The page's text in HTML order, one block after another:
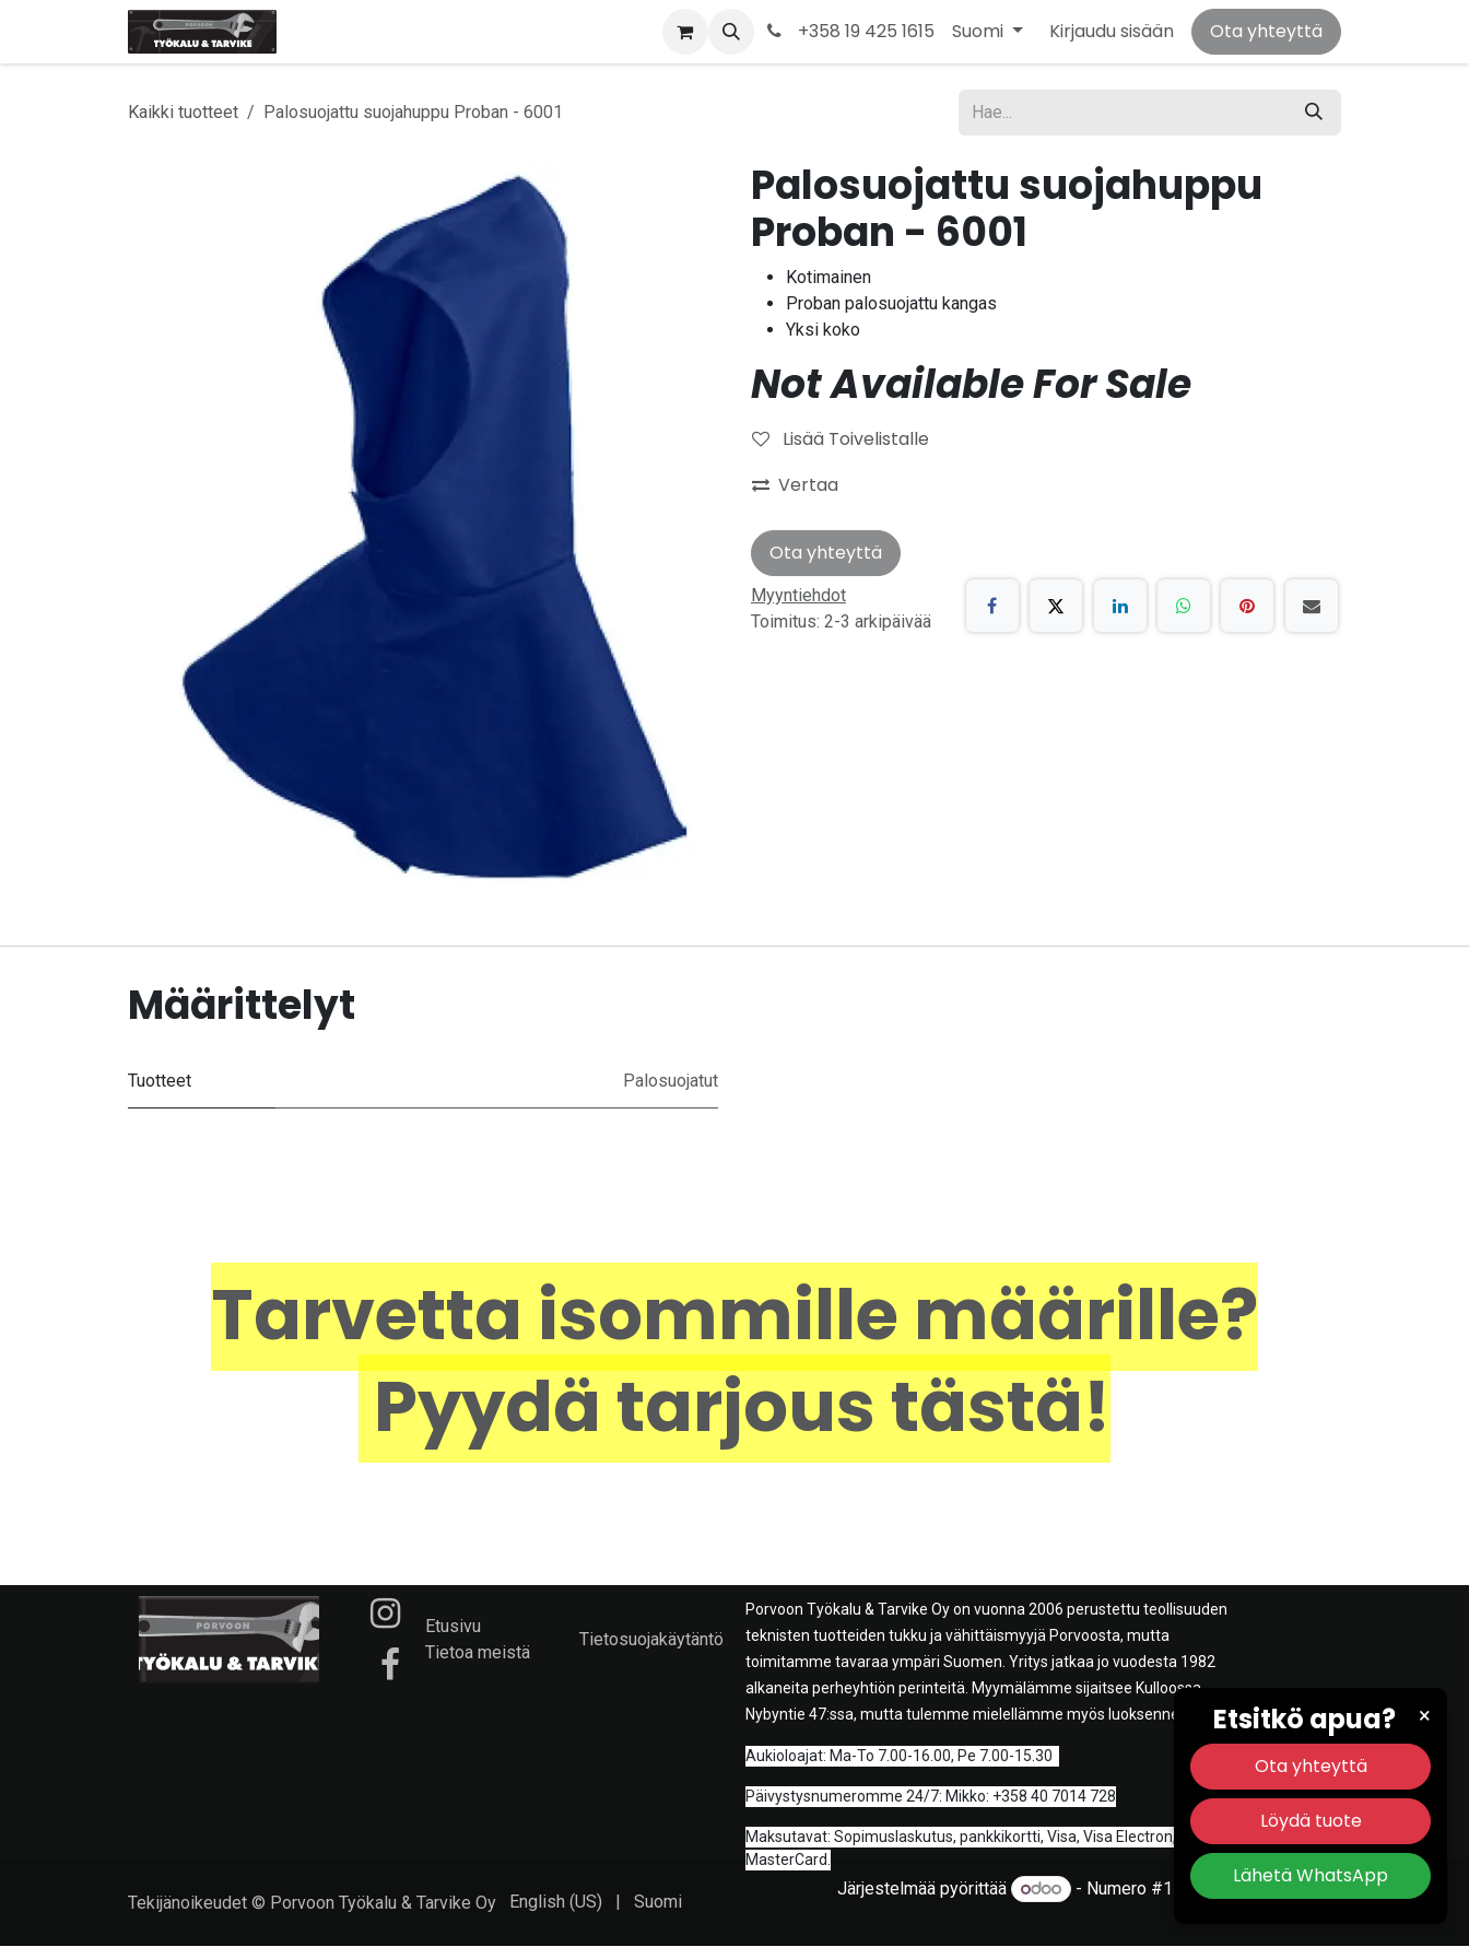
Tietoja meistä Ota yhteyttä+358 19 425 1615 Suomi Kirjaudu sisään Ota yhteyttä
Kaikki tuotteet Palosuojattu suojahuppu Proban - 6001
Palosuojattu suojahuppu
Proban - 6001
Kotimainen
Proban palosuojattu kangas
Yksi koko
Not Available For Sale
Lisää Toivelistalle
Vertaa
Ota yhteyttä
Myyntiehdot
Toimitus: 2-3 arkipäivää
Määrittelyt
Tuotteet Palosuojatut
Tarvetta isommille määrille?
Pyydä tarjous tästä!
Etusivu
Tietoa meistä
Tietosuojakäytäntö
Porvoon Työkalu & Tarvike Oy on vuonna 2006 perustettu teollisuuden
teknisten tuotteiden tukku ja vähittäismyyjä Porvoosta, mutta
toimitamme tavaraa ympäri Suomen. Yritys jatkaa jo vuodesta 1982
alkaneita perheyhtiön perinteitä. Myymälämme sijaitsee Kulloossa
Nybyntie 47:ssa, mutta tulemme mielellämme myös luoksenne.
Aukioloajat: Ma-To 7.00-16.00, Pe 7.00-15.30
Päivystysnumeromme 24/7: Mikko: +358 40 7014 728
Maksutavat: Sopimuslaskutus, pankkikortti, Visa, Visa Electron,
MasterCard.
×
Etsitkö apua?
Ota yhteyttä
Löydä tuote
Lähetä WhatsApp
Tekijänoikeudet © Porvoon Työkalu & Tarvike Oy English (US) | Suomi
Järjestelmää pyörittää - Numero #1
Avoimen lähdekoodin